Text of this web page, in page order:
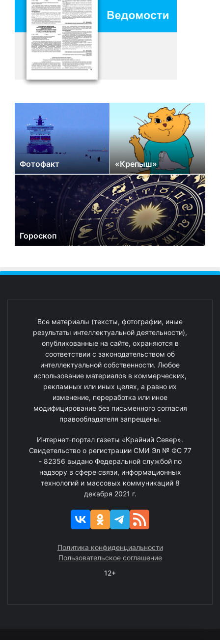
Фотофакт «Крепыш»
Гороскоп
Все материалы (тексты, фотографии, иные
результаты интеллектуальной деятельности),
опубликованные на сайте, охраняются в
соответствии с законодательством об
интеллектуальной собственности. Любое
использование материалов в коммерческих,
рекламных или иных целях, а равно их
изменение, переработка или иное
модифицирование без письменного согласия
правообладателя запрещены.
Интернет-портал газеты «Крайний Север».
Свидетельство о регистрации СМИ Эл № ФС 77
- 82356 выдано Федеральной службой по
надзору в сфере связи, информационных
технологий и массовых коммуникаций 8
декабря 2021 г.
Политика конфиденциальности
Пользовательское соглашение
12+